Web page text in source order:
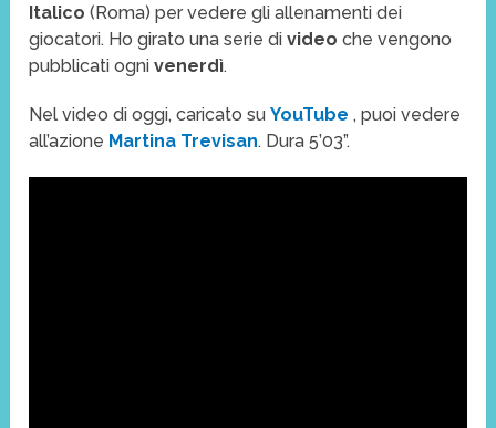
Italico (Roma) per vedere gli allenamenti dei
giocatori. Ho girato una serie di videoche vengono
pubblicati ognivenerdì.
Nel video di oggi, caricato suYouTube , puoi vedere
all’azione Martina Trevisan. Dura 5’03”.